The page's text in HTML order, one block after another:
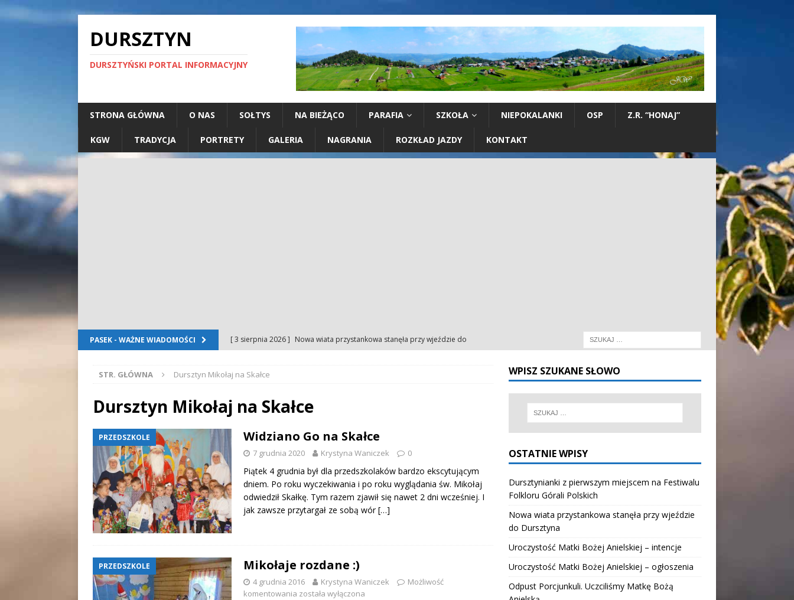
DURSZTYN
DURSZTYŃSKI PORTAL INFORMACYJNY
STRONA GŁÓWNA O NAS SOŁTYS NA BIEŻĄCO PARAFIA SZKOŁA NIEPOKALANKI OSP Z.R. “HONAJ”
KGW TRADYCJA PORTRETY GALERIA NAGRANIA ROZKŁAD JAZDY KONTAKT
PASEK - WAŻNE WIADOMOŚCI [ 3 sierpnia 2026 ] Nowa wiata przystankowa stanęła przy wjeździe do
[ 2 sierpnia 2026 ]
[ 2 sierpnia 2026 ]
OGŁOSZENIA
[ 2 sierpnia 2026 ] Odpust Porcjunkuli. Uczciliśmy Matkę Bożą Anielską
WYDARZENIA
[ 5 sierpnia 2026 ]
Dursztynianki z pierwszym miejscem na Festiwalu
Folkloru Górali Polskich
ZESPÓŁ REGIONALNY "HONAJ"
STR. GŁÓWNA Dursztyn Mikołaj na Skałce
Dursztyn Mikołaj na Skałce
PRZEDSZKOLE Widziano Go na Skałce
7 grudnia 2020 Krystyna Waniczek 0
Piątek 4 grudnia był dla przedszkolaków bardzo ekscytującym
dniem. Po roku wyczekiwania i po roku wyglądania św. Mikołaj
odwiedził Skałkę. Tym razem zjawił się nawet 2 dni wcześniej. I
jak zawsze przytargał ze sobą wór[…]
PRZEDSZKOLE Mikołaje rozdane :)
4 grudnia 2016 Krystyna Waniczek
Możliwość
komentowania została wyłączona
WPISZ SZUKANE SŁOWO
OSTATNIE WPISY
Dursztynianki z pierwszym miejscem na Festiwalu
Folkloru Górali Polskich
Nowa wiata przystankowa stanęła przy wjeździe
do Dursztyna
Uroczystość Matki Bożej Anielskiej – intencje
Uroczystość Matki Bożej Anielskiej – ogłoszenia
Odpust Porcjunkuli. Uczciliśmy Matkę Bożą